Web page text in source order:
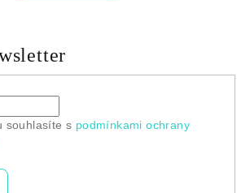
souhlasíte s podmínkami ochrany